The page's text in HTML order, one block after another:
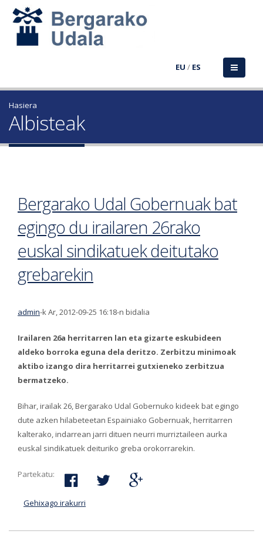
EU / ES
Hasiera
Albisteak
Bergarako Udal Gobernuak bat
egingo du irailaren 26rako
euskal sindikatuek deitutako
grebarekin
admin-k Ar, 2012-09-25 16:18-n bidalia
Irailaren 26a herritarren lan eta gizarte eskubideen
aldeko borroka eguna dela deritzo. Zerbitzu minimoak
aktibo izango dira herritarrei gutxieneko zerbitzua
bermatzeko.
Bihar, irailak 26, Bergarako Udal Gobernuko kideek bat egingo
dute azken hilabeteetan Espainiako Gobernuak, herritarren
kalterako, indarrean jarri dituen neurri murriztaileen aurka
euskal sindikatuek deituriko greba orokorrarekin.
Partekatu:
Gehixago irakurri
grebarekin-ri buruz